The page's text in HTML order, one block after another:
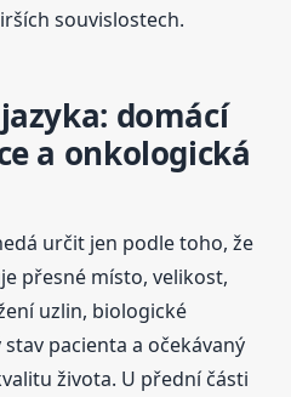
souvislostech.
domácí
a onkologická
určit jen podle toho, že
přesné místo, velikost,
uzlin, biologické
pacienta a očekávaný
života. U přední části